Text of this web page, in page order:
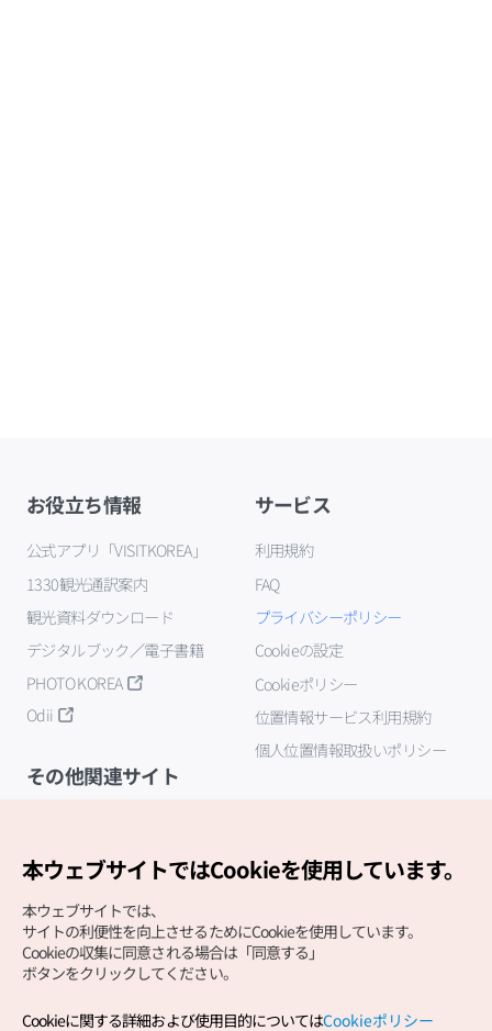
お役立ち情報
公式アプリ「VISITKOREA」
1330観光通訳案内
観光資料ダウンロード
デジタルブック／電子書籍
PHOTO KOREA
Odii
サービス
利用規約
FAQ
プライバシーポリシー
Cookieの設定
Cookieポリシー
位置情報サービス利用規約
個人位置情報取扱いポリシー
その他関連サイト
本ウェブサイトではCookieを使用しています。
本ウェブサイトでは、
サイトの利便性を向上させるためにCookieを使用しています。
Cookieの収集に同意される場合は「同意する」
ボタンをクリックしてください。
Cookieに関する詳細および使用目的についてはCookieポリシー